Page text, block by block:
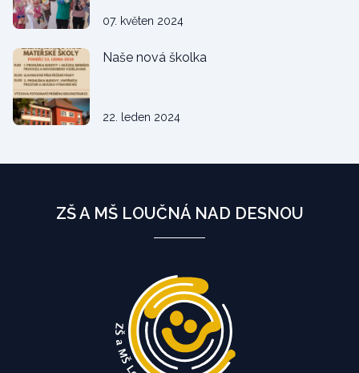
07. květen 2024
Naše nová školka
22. leden 2024
ZŠ A MŠ LOUČNÁ NAD DESNOU